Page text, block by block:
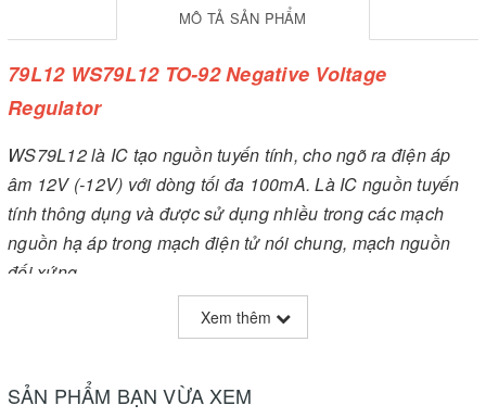
MÔ TẢ SẢN PHẨM
79L12 WS79L12 TO-92 Negative Voltage
Regulator
WS79L12 là IC tạo nguồn tuyến tính, cho ngõ ra điện áp
âm 12V (-12V) với dòng tối đa 100mA. Là IC nguồn tuyến
tính thông dụng và được sử dụng nhiều trong các mạch
nguồn hạ áp trong mạch điện tử nói chung, mạch nguồn
đối xứng...
Xem thêm
SẢN PHẨM BẠN VỪA XEM